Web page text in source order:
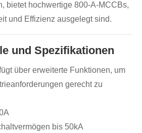
bietet hochwertige 800-A-MCCBs,
und Effizienz ausgelegt sind.
und Spezifikationen
über erweiterte Funktionen, um
gerecht zu
bis 50kA